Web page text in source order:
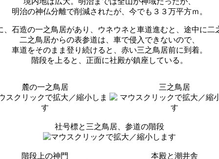
明治の神仏分離で削減されたが、今でも３３万平方ｍ。
、石造の一之鳥居があり、ウネウネと車道進むと、途中に二
二之鳥居からの表参道は、車で侵入できないので、
車道をそのまま登り続けると、赤い三之鳥居前に到着。
階段を上ると、正面に社殿が鎮座している。
麓の一之鳥居 三之鳥居
社号標と三之鳥居、参道の階段
階段上の神門 本殿と潮井舎